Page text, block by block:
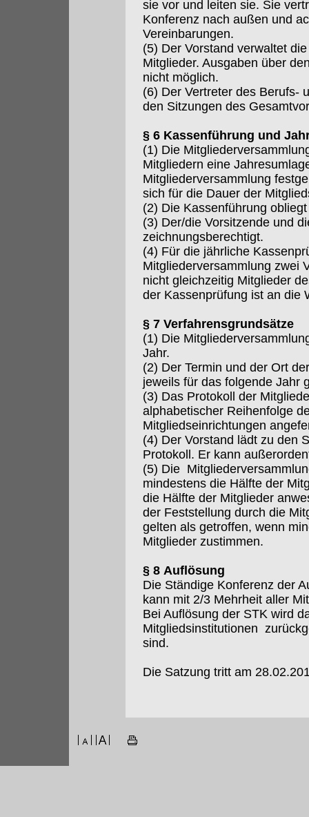
sie vor und leiten sie. Sie
Konferenz nach außen und
Vereinbarungen.
(5) Der Vorstand verwaltet
Mitglieder. Ausgaben über
nicht möglich.
(6) Der Vertreter des Berufs-
den Sitzungen des
§ 6 Kassenführung und
(1) Die
Mitgliedern eine
Mitgliederversammlung
sich für die Dauer der
(2) Die Kassenführung
(3) Der/die Vorsitzende und
zeichnungsberechtigt.
(4) Für die jährliche
Mitgliederversammlung zwei
nicht gleichzeitig Mitglieder
der Kassenprüfung ist an die
§ 7 Verfahrensgrundsätze
(1) Die
Jahr.
(2) Der Termin und der Ort
jeweils für das folgende Jahr
(3) Das Protokoll der
alphabetischer Reihenfolge
Mitgliedseinrichtungen
(4) Der Vorstand lädt zu den
Protokoll. Er kann
(5) Die
mindestens die Hälfte der
die Hälfte der Mitglieder
der Feststellung durch die
gelten als getroffen, wenn
Mitglieder zustimmen.
§ 8 Auflösung
Die Ständige Konferenz der
kann mit 2/3 Mehrheit aller
Bei Auflösung der STK wird
Mitgliedsinstitutionen
sind.
Die Satzung tritt am